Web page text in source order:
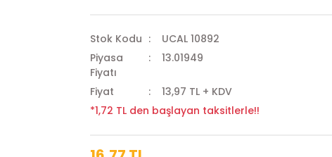
Stok Kodu
UCAL 10892
Piyasa
Fiyatı
13.01949
Fiyat
13,97 TL + KDV
*1,72 TL den başlayan taksitlerle!!